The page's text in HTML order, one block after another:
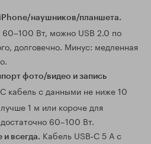
наушников/планшета.
60–100 Вт, можно USB 2.0 по
долговечно. Минус: медленная
фото/видео и запись
кабель с данными не ниже 10
1 м или короче для
60–100 Вт.
и всегда. Кабель USB‑C 5 А с